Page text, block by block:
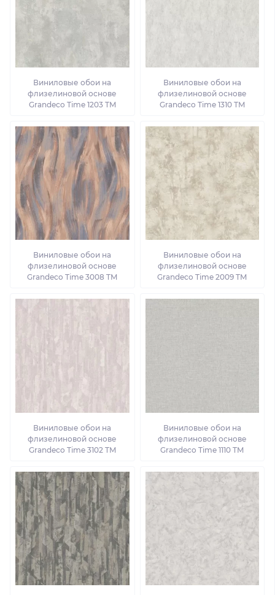
Виниловые обои на
флизелиновой основе
Grandeco Time 1203 TM
Виниловые обои на
флизелиновой основе
Grandeco Time 1310 TM
Виниловые обои на
флизелиновой основе
Grandeco Time 3008 TM
Виниловые обои на
флизелиновой основе
Grandeco Time 2009 TM
Виниловые обои на
флизелиновой основе
Grandeco Time 3102 TM
Виниловые обои на
флизелиновой основе
Grandeco Time 1110 TM